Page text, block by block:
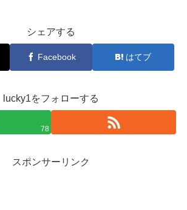
シェアする
Facebook はてブ
lucky1をフォローする
78
スポンサーリンク